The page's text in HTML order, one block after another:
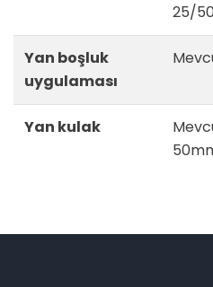
25/
Yan boşluk
uygulaması
Yan kulak